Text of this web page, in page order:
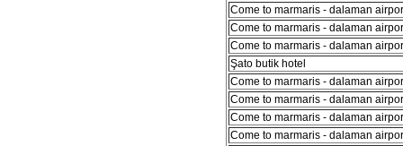
Come to marmaris - dalaman
Come to marmaris - dalaman
Come to marmaris - dalaman
Şato butik hotel
Come to marmaris - dalaman
Come to marmaris - dalaman
Come to marmaris - dalaman
Come to marmaris - dalaman